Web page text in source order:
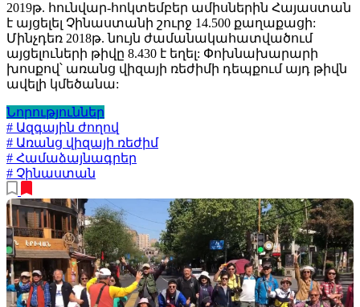
2019թ. հունվար-հոկտեմբեր ամիսներին Հայաստան
է այցելել Չինաստանի շուրջ 14.500 քաղաքացի:
Մինչդեռ 2018թ. նույն ժամանակահատվածում
այցելուների թիվը 8.430 է եղել: Փոխնախարարի
խոսքով՝ առանց վիզայի ռեժիմի դեպքում այդ թիվն
ավելի կմեծանա:
Նորություններ
# Ազգային ժողով
# Առանց վիզայի ռեժիմ
# Համաձայնագրեր
# Չինաստան